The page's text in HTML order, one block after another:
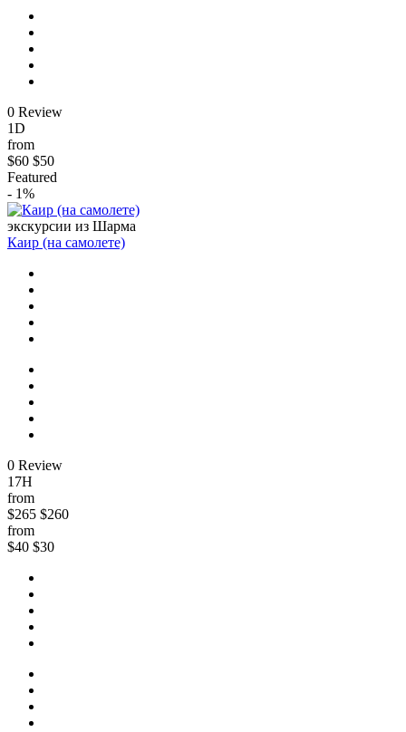
0 Review
1D
from
$60 $50
Featured
- 1%
экскурсии из Шарма
Каир (на самолете)
0 Review
17H
from
$265 $260
from
$40 $30